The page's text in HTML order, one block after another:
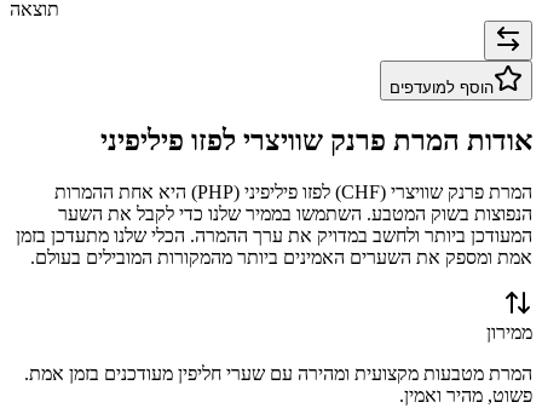
תוצאה
הוסף למועדפים
אודות המרת פרנק שוויצרי לפזו פיליפיני
המרת פרנק שוויצרי (
CHF) לפזו פיליפיני (
PHP) היא אחת ההמרות
הנפוצות בשוק המטבע. השתמשו בממיר שלנו כדי לקבל את השער
המעודכן ביותר ולחשב במדויק את ערך ההמרה. הכלי שלנו מתעדכן בזמן
אמת ומספק את השערים האמינים ביותר מהמקורות המובילים בעולם.
ממירון
המרת מטבעות מקצועית ומהירה עם שערי חליפין מעודכנים בזמן אמת.
פשוט, מהיר ואמין.